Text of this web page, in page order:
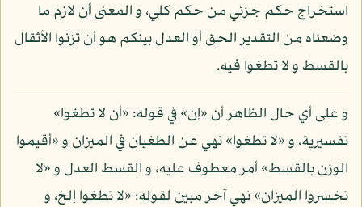
استخراج حكم جزئي من حكم كلي، و المعنى أن لازم ما
وضعناه من التقدير الحق أو العدل بينكم هو أن تزنوا الأثقال
بالقسط و لا تطغوا فيه.
و على أي حال الظاهر أن «إن» في قوله: «أن لا تطغوا»
تفسيرية، و «لا تطغوا» نهي عن الطغيان في الميزان و «أقيموا
الوزن بالقسط» أمر معطوف عليه، و القسط العدل و «لا
تخسروا الميزان» نهي آخر مبين لقوله: «لا تطغوا إلخ، و